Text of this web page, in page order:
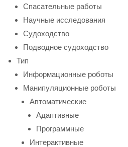
Спасательные работы
Научные исследования
Судоходство
Подводное судоходство
Тип
Информационные роботы
Манипуляционные роботы
Автоматические
Адаптивные
Программные
Интерактивные